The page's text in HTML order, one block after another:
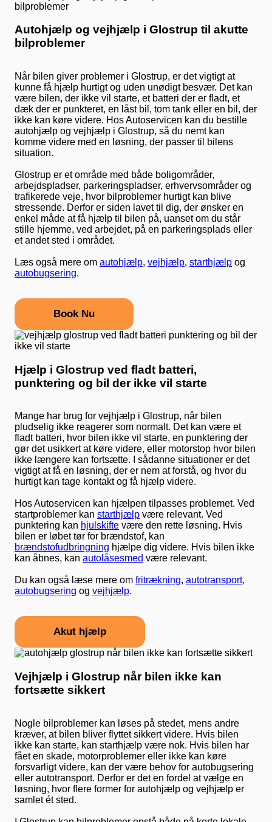
Autohjælp og vejhjælp i Glostrup til akutte
bilproblemer
Når bilen giver problemer i Glostrup, er det vigtigt at
kunne få hjælp hurtigt og uden unødigt besvær. Det kan
være bilen, der ikke vil starte, et batteri der er fladt, et
dæk der er punkteret, en låst bil, tom tank eller en bil, der
ikke kan køre videre. Hos Autoservicen kan du bestille
autohjælp og vejhjælp i Glostrup, så du nemt kan
komme videre med en løsning, der passer til bilens
situation.
Glostrup er et område med både boligområder,
arbejdspladser, parkeringspladser, erhvervsområder og
trafikerede veje, hvor bilproblemer hurtigt kan blive
stressende. Derfor er siden lavet til dig, der ønsker en
enkel måde at få hjælp til bilen på, uanset om du står
stille hjemme, ved arbejdet, på en parkeringsplads eller
et andet sted i området.
Læs også mere om autohjælp, vejhjælp, starthjælp og
autobugsering.
Book Nu
Hjælp i Glostrup ved fladt batteri,
punktering og bil der ikke vil starte
Mange har brug for vejhjælp i Glostrup, når bilen
pludselig ikke reagerer som normalt. Det kan være et
fladt batteri, hvor bilen ikke vil starte, en punktering der
gør det usikkert at køre videre, eller motorstop hvor bilen
ikke længere kan fortsætte. I sådanne situationer er det
vigtigt at få en løsning, der er nem at forstå, og hvor du
hurtigt kan tage kontakt og få hjælp videre.
Hos Autoservicen kan hjælpen tilpasses problemet. Ved
startproblemer kan starthjælp være relevant. Ved
punktering kan hjulskifte være den rette løsning. Hvis
bilen er løbet tør for brændstof, kan
brændstofudbringning hjælpe dig videre. Hvis bilen ikke
kan åbnes, kan autolåsesmed være relevant.
Du kan også læse mere om fritrækning, autotransport,
autobugsering og vejhjælp.
Akut hjælp
Vejhjælp i Glostrup når bilen ikke kan
fortsætte sikkert
Nogle bilproblemer kan løses på stedet, mens andre
kræver, at bilen bliver flyttet sikkert videre. Hvis bilen
ikke kan starte, kan starthjælp være nok. Hvis bilen har
fået en skade, motorproblemer eller ikke kan køre
forsvarligt videre, kan der være behov for autobugsering
eller autotransport. Derfor er det en fordel at vælge en
løsning, hvor flere former for autohjælp og vejhjælp er
samlet ét sted.